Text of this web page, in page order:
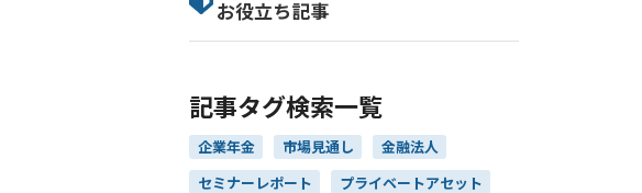
お役立ち記事
記事タグ検索一覧
企業年金 市場見通し 金融法人
セミナーレポート プライベートアセット